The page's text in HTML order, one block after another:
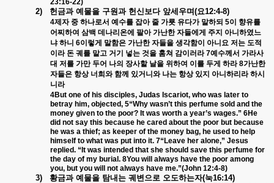
23:16-22)
2) 헌금과 예물을 구원과 헌신보다 앞세우며 (요12:4-8)
4제자 중 하나로서 예수를 잡아 줄 가룟 유다가 말하되 5이 향유를
어찌하여 삼백 데나리온에 팔아 가난한 자들에게 주지 아니하였느
냐 하니 6이렇게 말함은 가난한 자들을 생각함이 아니요 저는 도적
이라 돈 궤를 맡고 거기 넣는 것을 훔쳐 감이러라7예수께서 가라사
대 저를 가만 두어 나의 장사할 날을 위하여 이를 두게 하라8가난한
자들은 항상 너희와 함께 있거니와 나는 항상 있지 아니하리라 하시
니라
4But one of his disciples, Judas Iscariot, who was later to
betray him, objected, 5“Why wasn’t this perfume sold and the
money given to the poor? It was worth a year’s wages.” 6He
did not say this because he cared about the poor but because
he was a thief; as keeper of the money bag, he used to help
himself to what was put into it. 7“Leave her alone,” Jesus
replied. “It was intended that she should save this perfume for
the day of my burial. 8You will always have the poor among
you, but you will not always have me.”(John 12:4-8)
3) 황금과 예물을 탐내는 궤변으로 오도하는자(눅16:14)